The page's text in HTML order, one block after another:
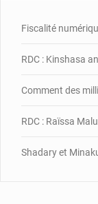
Fiscalité
RDC : Kinshasa
Comment des
RDC : Raïssa
Shadary et